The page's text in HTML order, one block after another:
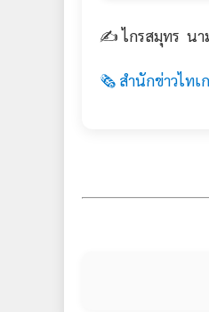
✍️ ไกรสมุทร นาม
🗞️ สำนักข่าวไทเก